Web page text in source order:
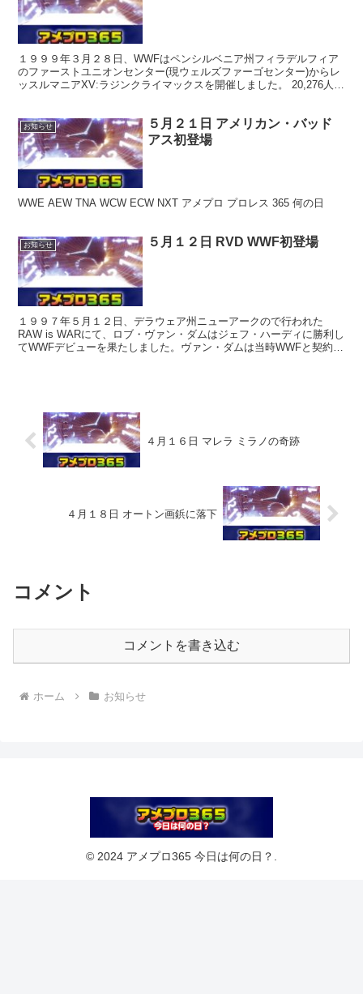
１９９９年３月２８日、WWFはペンシルベニア州フィラデルフィア
のファーストユニオンセンター(現ウェルズファーゴセンター)からレ
ッスルマニアXV:ラジンクライマックスを開催しました。 20,276人が
お知らせ
５月２１日 アメリカン・バッド
アス初登場
WWE AEW TNA WCW ECW NXT アメプロ プロレス 365 何の日
お知らせ ５月１２日 RVD WWF初登場
１９９７年５月１２日、デラウェア州ニューアークので行われた
RAW is WARにて、ロブ・ヴァン・ダムはジェフ・ハーディに勝利し
てWWFデビューを果たしました。ヴァン・ダムは当時WWFと契約し
４月１６日 マレラ ミラノの奇跡
４月１８日 オートン画鋲に落下
コメント
コメントを書き込む
ホーム お知らせ
© 2024 アメプロ365 今日は何の日？.